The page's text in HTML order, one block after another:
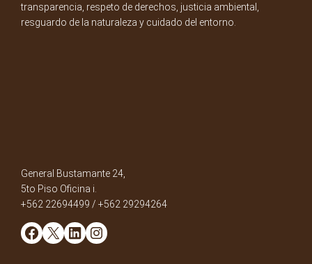
transparencia, respeto de derechos, justicia ambiental,
resguardo de la naturaleza y cuidado del entorno.
General Bustamante 24,
5to Piso Oficina i.
+562 22694499 / +562 29294264